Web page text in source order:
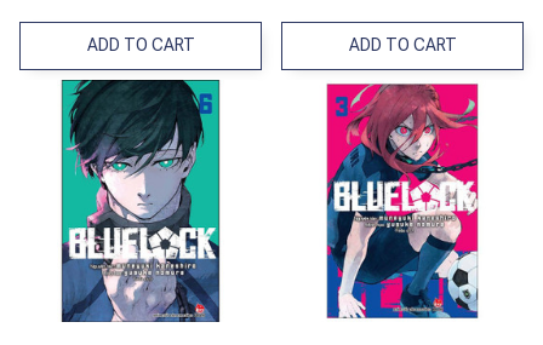
ADD TO CART ADD TO CART